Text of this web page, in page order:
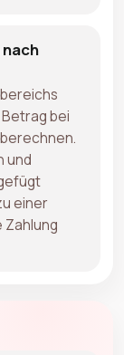
bei
und
einer
Zahlung